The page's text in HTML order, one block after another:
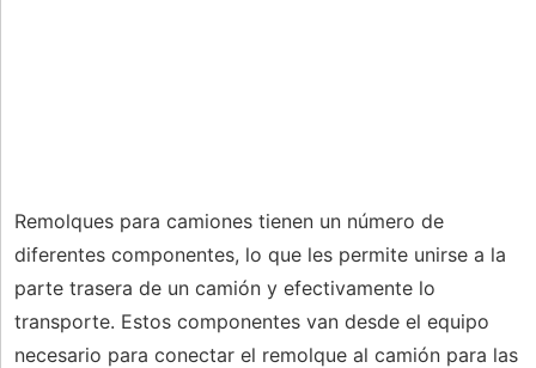
Remolques para camiones tienen un número de
diferentes componentes, lo que les permite unirse a la
parte trasera de un camión y efectivamente lo
transporte. Estos componentes van desde el equipo
necesario para conectar el remolque al camión para las